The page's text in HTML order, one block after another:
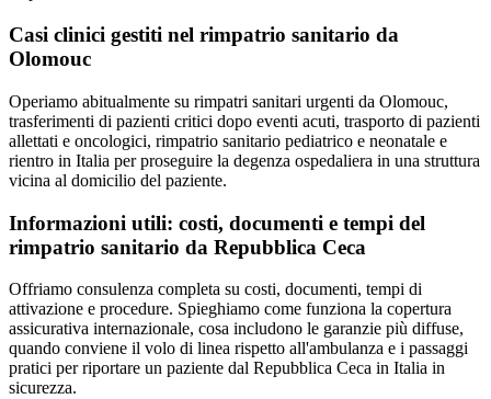
Casi clinici gestiti nel rimpatrio sanitario da
Olomouc
Operiamo abitualmente su rimpatri sanitari urgenti da Olomouc,
trasferimenti di pazienti critici dopo eventi acuti, trasporto di pazienti
allettati e oncologici, rimpatrio sanitario pediatrico e neonatale e
rientro in Italia per proseguire la degenza ospedaliera in una struttura
vicina al domicilio del paziente.
Informazioni utili: costi, documenti e tempi del
rimpatrio sanitario da Repubblica Ceca
Offriamo consulenza completa su costi, documenti, tempi di
attivazione e procedure. Spieghiamo come funziona la copertura
assicurativa internazionale, cosa includono le garanzie più diffuse,
quando conviene il volo di linea rispetto all'ambulanza e i passaggi
pratici per riportare un paziente dal Repubblica Ceca in Italia in
sicurezza.